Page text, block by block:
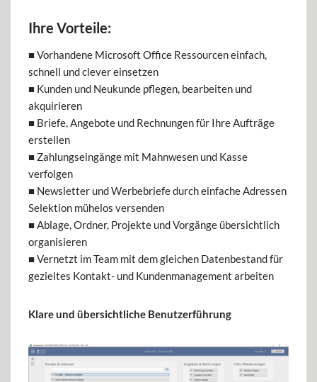
Ihre Vorteile:
■ Vorhandene Microsoft Office Ressourcen einfach,
schnell und clever einsetzen
■ Kunden und Neukunde pflegen, bearbeiten und
akquirieren
■ Briefe, Angebote und Rechnungen für Ihre Aufträge
erstellen
■ Zahlungseingänge mit Mahnwesen und Kasse
verfolgen
■ Newsletter und Werbebriefe durch einfache Adressen
Selektion mühelos versenden
■ Ablage, Ordner, Projekte und Vorgänge übersichtlich
organisieren
■ Vernetzt im Team mit dem gleichen Datenbestand für
gezieltes Kontakt- und Kundenmanagement arbeiten
Klare und übersichtliche Benutzerführung